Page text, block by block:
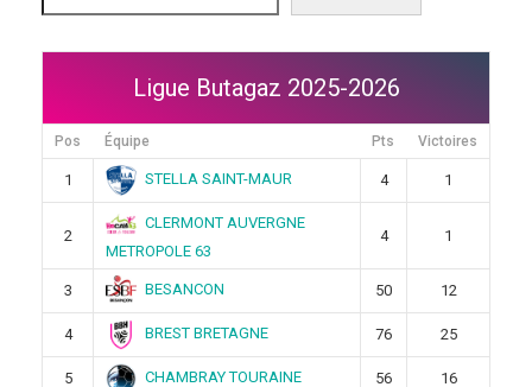
Ligue Butagaz 2025-2026
Pos Équipe Pts Victoires
1 STELLA SAINT-MAUR 4 1
2
CLERMONT AUVERGNE
METROPOLE 63
4 1
3 BESANCON 50 12
4 BREST BRETAGNE 76 25
5 CHAMBRAY TOURAINE 56 16